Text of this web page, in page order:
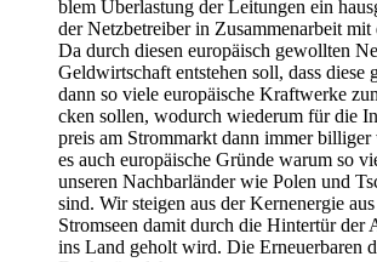
blem Über­las­tung der Lei­tun­gen ein
der Netz­be­trei­ber in Zusam­men­ar­beit mit
Da durch die­sen euro­pä­isch gewoll­ten
Geld­wirt­schaft ent­ste­hen soll, dass die­se
dann so vie­le euro­päi­sche Kraft­wer­ke
cken sol­len, wodurch wie­der­um für die
preis am Strom­markt dann immer
es auch euro­päi­sche Grün­de war­um so
unse­ren Nach­bar­län­der wie Polen und
sind. Wir stei­gen aus der Kern­ener­gie
Strom­seen damit durch die Hin­ter­tür der
ins Land geholt wird. Die Erneu­er­ba­ren